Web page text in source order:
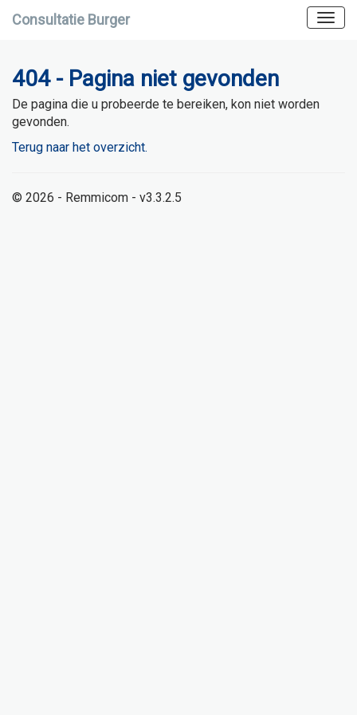
Consultatie Burger
404 - Pagina niet gevonden
De pagina die u probeerde te bereiken, kon niet worden
gevonden.
Terug naar het overzicht.
© 2026 - Remmicom - v3.3.2.5